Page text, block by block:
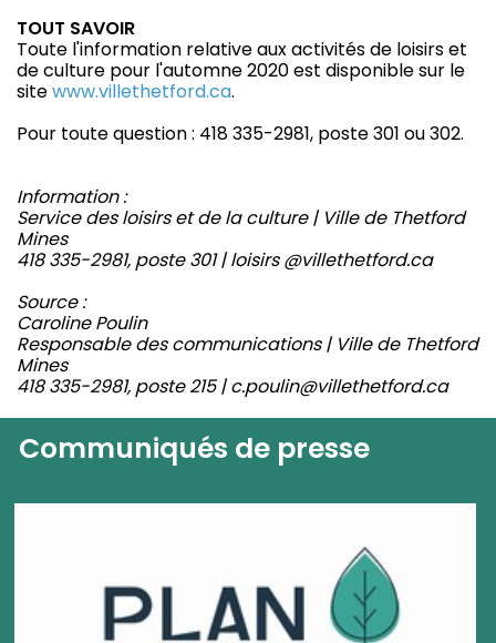
TOUT SAVOIR
Toute l'information relative aux activités de loisirs et
de culture pour l'automne 2020 est disponible sur le
sitewww.villethetford.ca.
Pour toute question : 418 335-2981, poste 301 ou 302.
Information :
Service des loisirs et de la culture | Ville de Thetford
Mines
418 335-2981, poste 301 | loisirs @villethetford.ca
Source :
Caroline Poulin
Responsable des communications | Ville de Thetford
Mines
418 335-2981, poste 215 | c.poulin@villethetford.ca
Communiqués de presse